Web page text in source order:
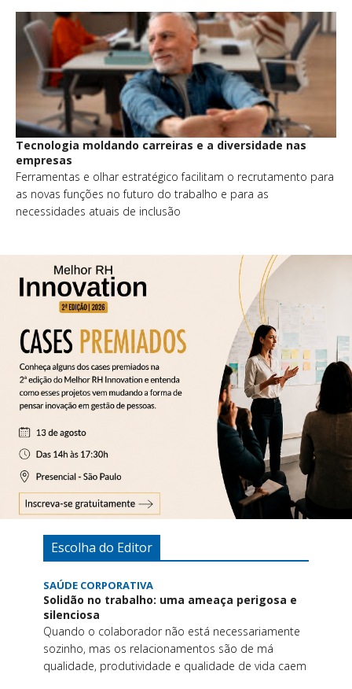
Tecnologia moldando carreiras e a diversidade nas
empresas
Ferramentas e olhar estratégico facilitam o recrutamento para
as novas funções no futuro do trabalho e para as
necessidades atuais de inclusão
Escolha do Editor
SAÚDE CORPORATIVA
Solidão no trabalho: uma ameaça perigosa e
silenciosa
Quando o colaborador não está necessariamente
sozinho, mas os relacionamentos são de má
qualidade, produtividade e qualidade de vida caem